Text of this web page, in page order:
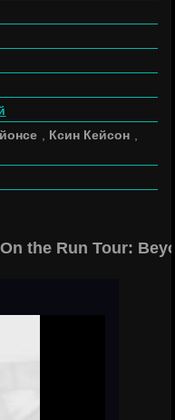
Ксин Кейсон
the Run Tour: